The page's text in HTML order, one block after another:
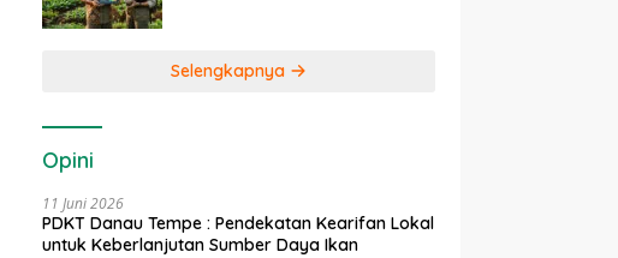
Selengkapnya
Opini
11 Juni 2026
PDKT Danau Tempe : Pendekatan Kearifan Lokal
untuk Keberlanjutan Sumber Daya Ikan